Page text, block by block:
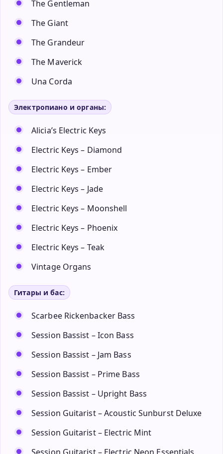
The Gentleman
The Giant
The Grandeur
The Maverick
Una Corda
Электропиано и органы:
Alicia’s Electric Keys
Electric Keys – Diamond
Electric Keys – Ember
Electric Keys – Jade
Electric Keys – Moonshell
Electric Keys – Phoenix
Electric Keys – Teak
Vintage Organs
Гитары и бас:
Scarbee Rickenbacker Bass
Session Bassist – Icon Bass
Session Bassist – Jam Bass
Session Bassist – Prime Bass
Session Bassist – Upright Bass
Session Guitarist – Acoustic Sunburst Deluxe
Session Guitarist – Electric Mint
Session Guitarist – Electric Neon Essentials